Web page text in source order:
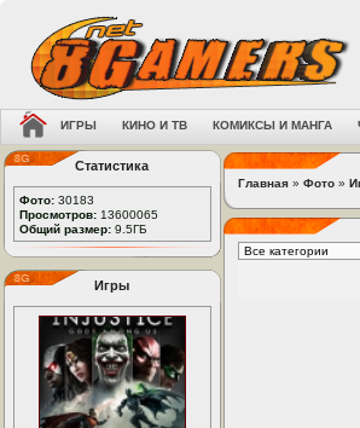
ИГРЫ КИНО И ТВ КОМИКСЫ И МАНГА
Статистика
Фото: 30183
Просмотров: 13600065
Общий размер: 9.5ГБ
Игры
Главная » Фото »